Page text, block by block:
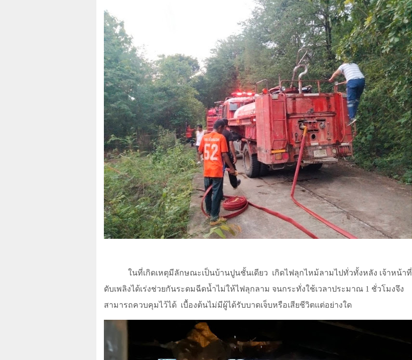
ในที่เกิดเหตุมีลักษณะเป็นบ้านปูนชั้นเดียว เกิดไฟลุกไหม้ลามไปทั่วทั้งหลัง เจ้าหน้าที่
ดับเพลิงได้เร่งช่วยกันระดมฉีดน้ำไม่ให้ไฟลุกลาม จนกระทั่งใช้เวลาประมาณ 1 ชั่วโมงจึง
สามารถควบคุมไว้ได้ เบื้องต้นไม่มีผู้ได้รับบาดเจ็บหรือเสียชีวิตแต่อย่างใด